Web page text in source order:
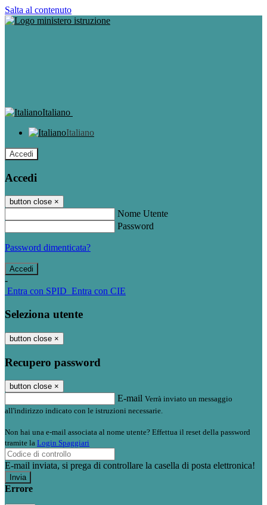
Salta al contenuto
Italiano
Italiano
Accedi
Accedi
button close ×
Nome Utente
Password
Password dimenticata?
-
Entra con SPID Entra con CIE
Seleziona utente
button close ×
Recupero password
button close ×
E-mail Verrà inviato un messaggio
all'indirizzo indicato con le istruzioni necessarie.
Non hai una e-mail associata al nome utente? Effettua il reset della password
tramite la Login Spaggiari
E-mail inviata, si prega di controllare la casella di posta elettronica!
Errore